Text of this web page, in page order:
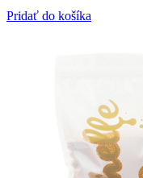
Pridať do košíka